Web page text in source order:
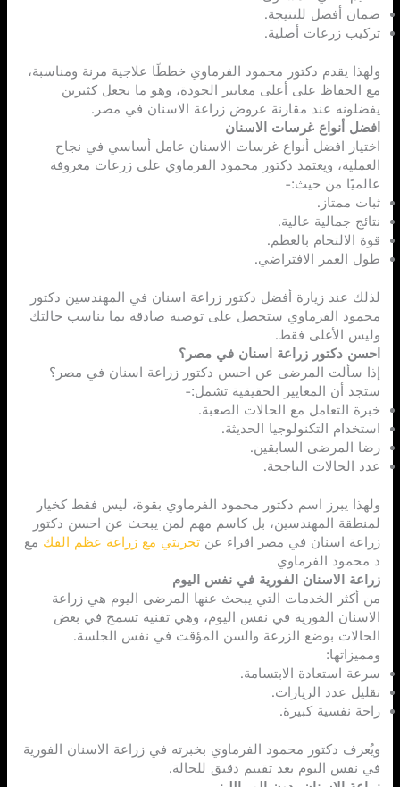
ضمان أفضل للنتيجة.
تركيب زرعات أصلية.
ولهذا يقدم دكتور محمود الفرماوي خططًا علاجية مرنة ومناسبة،
مع الحفاظ على أعلى معايير الجودة، وهو ما يجعل كثيرين
يفضلونه عند مقارنة عروض زراعة الاسنان في مصر.
افضل أنواع غرسات الاسنان
اختيار افضل أنواع غرسات الاسنان عامل أساسي في نجاح
العملية، ويعتمد دكتور محمود الفرماوي على زرعات معروفة
عالميًا من حيث:-
ثبات ممتاز.
نتائج جمالية عالية.
قوة الالتحام بالعظم.
طول العمر الافتراضي.
لذلك عند زيارة أفضل دكتور زراعة اسنان في المهندسين دكتور
محمود الفرماوي ستحصل على توصية صادقة بما يناسب حالتك
وليس الأغلى فقط.
احسن دكتور زراعة اسنان في مصر؟
إذا سألت المرضى عن احسن دكتور زراعة اسنان في مصر؟
ستجد أن المعايير الحقيقية تشمل:-
خبرة التعامل مع الحالات الصعبة.
استخدام التكنولوجيا الحديثة.
رضا المرضى السابقين.
عدد الحالات الناجحة.
ولهذا يبرز اسم دكتور محمود الفرماوي بقوة، ليس فقط كخيار
لمنطقة المهندسين، بل كاسم مهم لمن يبحث عن احسن دكتور
زراعة اسنان في مصر اقراء عنتجربتي مع زراعة عظم الفك مع
د محمود الفرماوي
زراعة الاسنان الفورية في نفس اليوم
من أكثر الخدمات التي يبحث عنها المرضى اليوم هي زراعة
الاسنان الفورية في نفس اليوم، وهي تقنية تسمح في بعض
الحالات بوضع الزرعة والسن المؤقت في نفس الجلسة.
ومميزاتها:
سرعة استعادة الابتسامة.
تقليل عدد الزيارات.
راحة نفسية كبيرة.
ويُعرف دكتور محمود الفرماوي بخبرته في زراعة الاسنان الفورية
في نفس اليوم بعد تقييم دقيق للحالة.